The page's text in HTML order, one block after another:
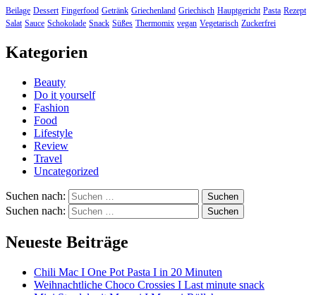
Beilage Dessert Fingerfood Getränk Griechenland Griechisch Hauptgericht Pasta Rezept
Salat Sauce Schokolade Snack Süßes Thermomix vegan Vegetarisch Zuckerfrei
Kategorien
Beauty
Do it yourself
Fashion
Food
Lifestyle
Review
Travel
Uncategorized
Suchen nach:
Suchen nach:
Neueste Beiträge
Chili Mac I One Pot Pasta I in 20 Minuten
Weihnachtliche Choco Crossies I Last minute snack